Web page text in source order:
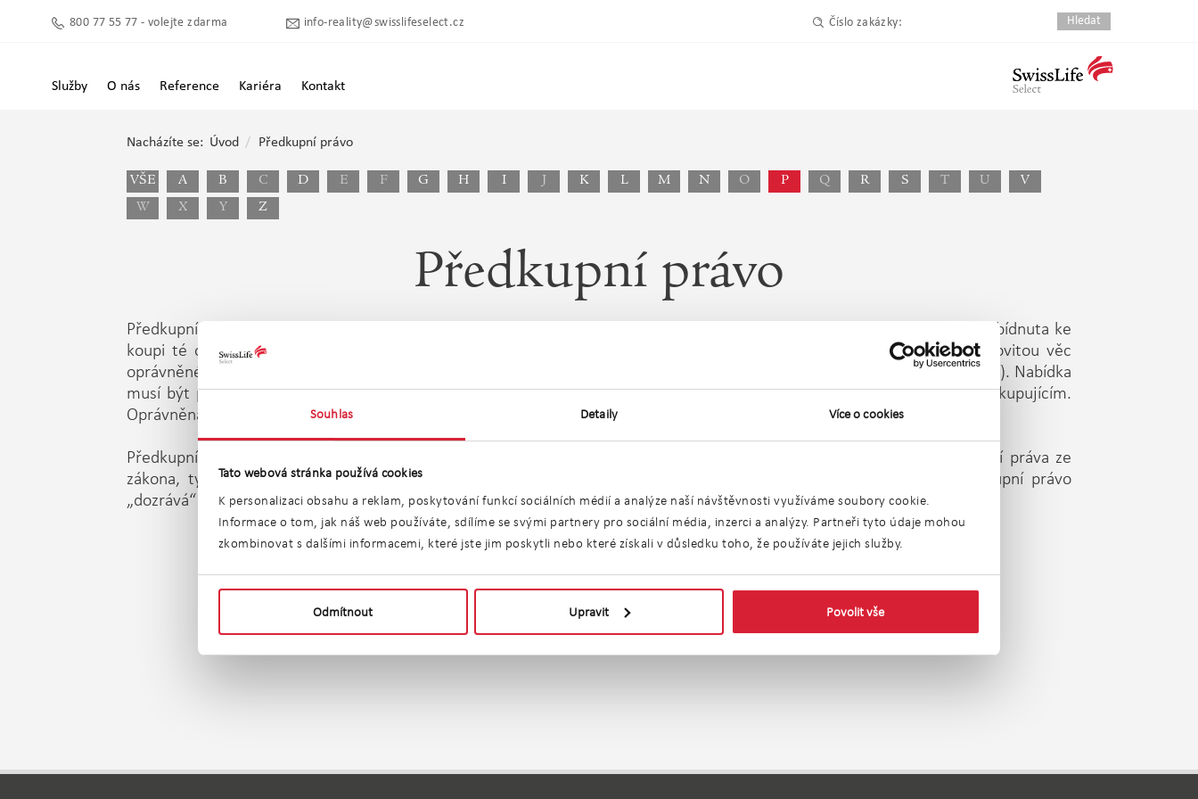
Souhlas Detaily Více o cookies
Tato webová stránka používá cookies
K personalizaci obsahu a reklam, poskytování funkcí sociálních médií a analýze naší návštěvnosti využíváme soubory cookie.
Informace o tom, jak náš web používáte, sdílíme se svými partnery pro sociální média, inzerci a analýzy. Partneři tyto údaje mohou
zkombinovat s dalšími informacemi, které jste jim poskytli nebo které získali v důsledku toho, že používáte jejich služby.
Odmítnout Upravit Povolit vše
800 77 55 77 - volejte zdarma info-reality@swisslifeselect.cz Číslo zakázky:
Služby O nás Reference Kariéra Kontakt
Nacházíte se: Úvod Předkupní právo
VŠE A B C D E F G H I J K L M N O P Q R S T U
V
W
X Y Z
Předkupní právo
Předkupní právo je právo požadovat, aby při zcizení (tj. převodu vlastnického práva na jinou osobu) byla věc nejprve nabídnuta ke
koupi té osobě, které předkupní právo svědčí. Povinný z předkupního práva má povinnost při prodeji nabídnout nemovitou věc
oprávněnému z předkupního práva, a to za stejných podmínek jako kupujícímu (nebo za cenu obvyklou v případě darování). Nabídka
musí být písemná a musí obsahovat všechny podmínky koupě, tj. je vyžadováno oznámení obsahu smlouvy uzavřené s kupujícím.
Oprávněná osoba může předkupní právo využít, nevyužít, či vůbec na nabídku nereagovat.
Předkupní právo si mohou účastníci sjednat ve smlouvě a zapisuje se do katastru nemovitostí, existují však i předkupní práva ze
zákona, typicky u spoluvlastníků či v případech, kdy pozemek a na něm stojící stavba patří různým osobám. Předkupní právo
„dozrává“ až uzavřením smlouvy s koupěchtivým, nabídku tak není možné učinit dříve, než je uzavřena kupní smlouva.